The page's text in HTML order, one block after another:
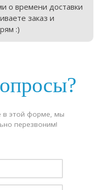
о времени доставки
заказ и
:)
в этой форме, мы
перезвоним!